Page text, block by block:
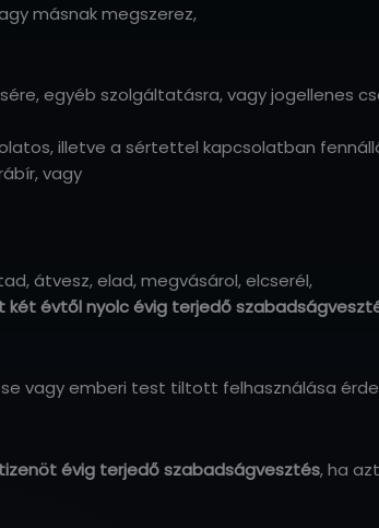
másnak megszerez,
egyéb szolgáltatásra, vagy jogellenes
illetve a sértettel kapcsolatban
vagy
átvesz, elad, megvásárol, elcserél,
évtől nyolc évig terjedő
vagy emberi test tiltott felhasználása
évig terjedő szabadságvesztés, ha azt